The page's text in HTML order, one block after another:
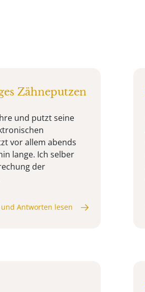
Zähneputzen
und putzt seine
vor allem abends
lange. Ich selber
der
und Antworten lesen